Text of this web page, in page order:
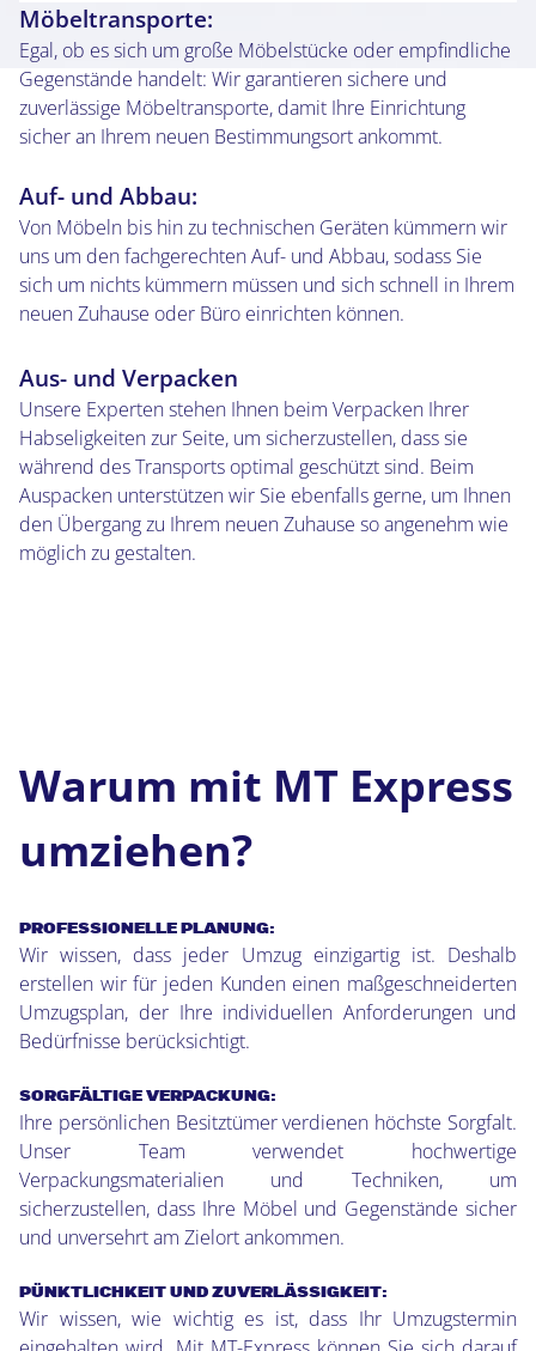
Möbeltransporte:
Egal, ob es sich um große Möbelstücke oder empfindliche
Gegenstände handelt: Wir garantieren sichere und
zuverlässige Möbeltransporte, damit Ihre Einrichtung
sicher an Ihrem neuen Bestimmungsort ankommt.
Auf- und Abbau:
Von Möbeln bis hin zu technischen Geräten kümmern wir
uns um den fachgerechten Auf- und Abbau, sodass Sie
sich um nichts kümmern müssen und sich schnell in Ihrem
neuen Zuhause oder Büro einrichten können.
Aus- und Verpacken
Unsere Experten stehen Ihnen beim Verpacken Ihrer
Habseligkeiten zur Seite, um sicherzustellen, dass sie
während des Transports optimal geschützt sind. Beim
Auspacken unterstützen wir Sie ebenfalls gerne, um Ihnen
den Übergang zu Ihrem neuen Zuhause so angenehm wie
möglich zu gestalten.
Warum mit MT Express
umziehen?
PROFESSIONELLE PLANUNG:
Wir wissen, dass jeder Umzug einzigartig ist. Deshalb
erstellen wir für jeden Kunden einen maßgeschneiderten
Umzugsplan, der Ihre individuellen Anforderungen und
Bedürfnisse berücksichtigt.
SORGFÄLTIGE VERPACKUNG:
Ihre persönlichen Besitztümer verdienen höchste Sorgfalt.
Unser Team verwendet hochwertige
Verpackungsmaterialien und Techniken, um
sicherzustellen, dass Ihre Möbel und Gegenstände sicher
und unversehrt am Zielort ankommen.
PÜNKTLICHKEIT UND ZUVERLÄSSIGKEIT:
Wir wissen, wie wichtig es ist, dass Ihr Umzugstermin